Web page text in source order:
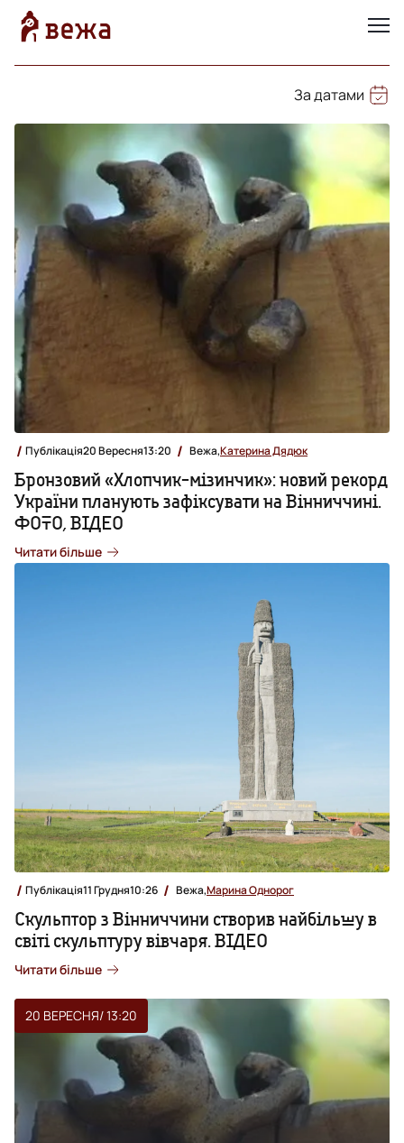
За датами
Публікація20 Вересня13:20 Вежа,Катерина Дядюк
Бронзовий «Хлопчик-мізинчик»: новий рекорд
України планують зафіксувати на Вінниччині.
ФОТО, ВІДЕО
Читати більше
Публікація11 Грудня10:26 Вежа,Марина Однорог
Скульптор з Вінниччини створив найбільшу в
світі скульптуру вівчаря. ВІДЕО
Читати більше
20 ВЕРЕСНЯ/ 13:20